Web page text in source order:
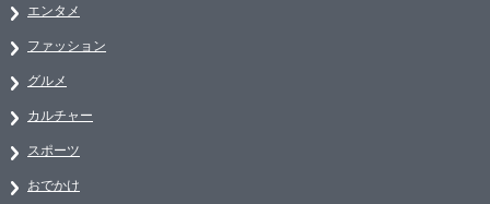
エンタメ
ファッション
グルメ
カルチャー
スポーツ
おでかけ